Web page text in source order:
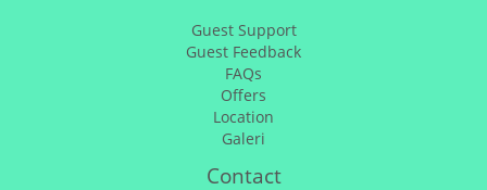
Guest Support
Guest Feedback
FAQs
Offers
Location
Galeri
Contact